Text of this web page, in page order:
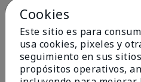
Cookies
Este sitio es para
usa cookies, pixeles y
seguimiento en sus
propósitos operativos,